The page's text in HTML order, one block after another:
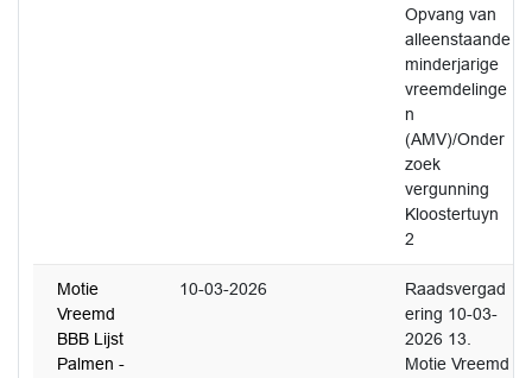
Opvang van
alleenstaande
minderjarige
vreemdelinge
n
(AMV)/Onder
zoek
vergunning
Kloostertuyn
2
Motie
Vreemd
BBB Lijst
Palmen -
10-03-2026
Raadsvergad
ering 10-03-
2026 13.
Motie Vreemd